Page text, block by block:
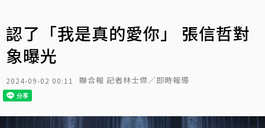
認了「我是真的愛你」 張信哲對
象曝光
2024-09-02 00:11 聯合報 記者林士傑／即時報導